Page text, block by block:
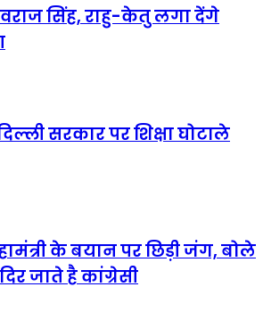
सिंह, राहु-केतु लगा देंगे
सरकार पर शिक्षा घोटाले
के बयान पर छिड़ी जंग, बोले
जाते है कांग्रेसी